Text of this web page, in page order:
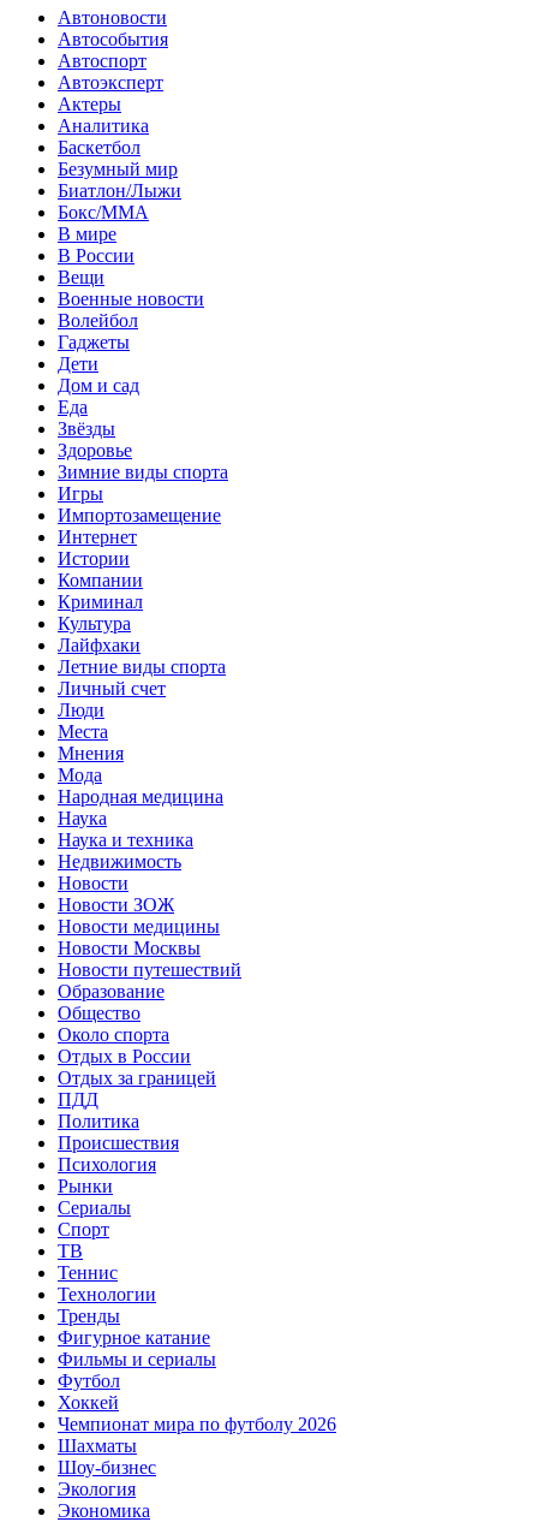
Автоновости
Автособытия
Автоспорт
Автоэксперт
Актеры
Аналитика
Баскетбол
Безумный мир
Биатлон/Лыжи
Бокс/MMA
В мире
В России
Вещи
Военные новости
Волейбол
Гаджеты
Дети
Дом и сад
Еда
Звёзды
Здоровье
Зимние виды спорта
Игры
Импортозамещение
Интернет
Истории
Компании
Криминал
Культура
Лайфхаки
Летние виды спорта
Личный счет
Люди
Места
Мнения
Мода
Народная медицина
Наука
Наука и техника
Недвижимость
Новости
Новости ЗОЖ
Новости медицины
Новости Москвы
Новости путешествий
Образование
Общество
Около спорта
Отдых в России
Отдых за границей
ПДД
Политика
Происшествия
Психология
Рынки
Сериалы
Спорт
ТВ
Теннис
Технологии
Тренды
Фигурное катание
Фильмы и сериалы
Футбол
Хоккей
Чемпионат мира по футболу 2026
Шахматы
Шоу-бизнес
Экология
Экономика